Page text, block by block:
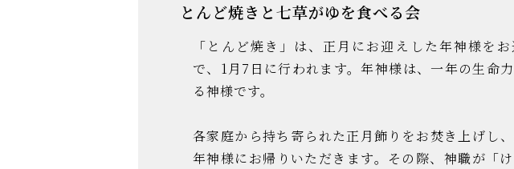
とんど焼きと七草がゆを食べる会
「とんど焼き」は、正月にお迎えした年神様を
で、1月7日に行われます。年神様は、一年の生命
る神様です。
各家庭から持ち寄られた正月飾りをお焚き上げし
年神様にお帰りいただきます。その際、神職が「